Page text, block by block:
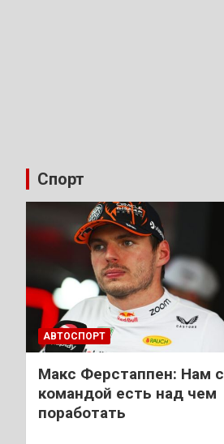
Спорт
АВТОСПОРТ
Макс Ферстаппен: Нам с
командой есть над чем
поработать